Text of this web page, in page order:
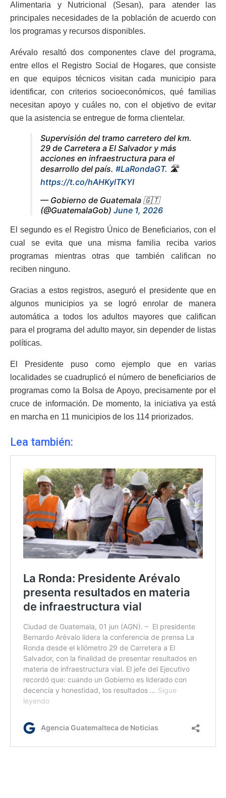
Alimentaria y Nutricional (Sesan), para atender las
principales necesidades de la población de acuerdo con
los programas y recursos disponibles.
Arévalo resaltó dos componentes clave del programa,
entre ellos el Registro Social de Hogares, que consiste
en que equipos técnicos visitan cada municipio para
identificar, con criterios socioeconómicos, qué familias
necesitan apoyo y cuáles no, con el objetivo de evitar
que la asistencia se entregue de forma clientelar.
Supervisión del tramo carretero del km.
29 de Carretera a El Salvador y más
acciones en infraestructura para el
desarrollo del país. #LaRondaGT. 🛣️
https://t.co/hAHKylTKYI
— Gobierno de Guatemala 🇬🇹
(@GuatemalaGob) June 1, 2026
El segundo es el Registro Único de Beneficiarios, con el
cual se evita que una misma familia reciba varios
programas mientras otras que también califican no
reciben ninguno.
Gracias a estos registros, aseguró el presidente que en
algunos municipios ya se logró enrolar de manera
automática a todos los adultos mayores que califican
para el programa del adulto mayor, sin depender de listas
políticas.
El Presidente puso como ejemplo que en varias
localidades se cuadruplicó el número de beneficiarios de
programas como la Bolsa de Apoyo, precisamente por el
cruce de información. De momento, la iniciativa ya está
en marcha en 11 municipios de los 114 priorizados.
Lea también: